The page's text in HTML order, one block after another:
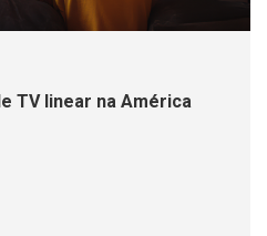
TV linear na América